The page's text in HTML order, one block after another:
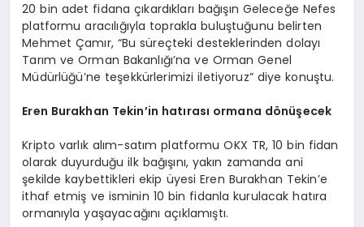
20 bin adet fidana çıkardıkları bağışın Geleceğe Nefes
platformu aracılığıyla toprakla buluştuğunu belirten
Mehmet Çamır, “Bu süreçteki desteklerinden dolayı
Tarım ve Orman Bakanlığı’na ve Orman Genel
Müdürlüğü’ne teşekkürlerimizi iletiyoruz” diye konuştu.
Eren Burakhan Tekin’in hatırası ormana dönüşecek
Kripto varlık alım-satım platformu OKX TR, 10 bin fidan
olarak duyurduğu ilk bağışını, yakın zamanda ani
şekilde kaybettikleri ekip üyesi Eren Burakhan Tekin’e
ithaf etmiş ve isminin 10 bin fidanla kurulacak hatıra
ormanıyla yaşayacağını açıklamıştı.